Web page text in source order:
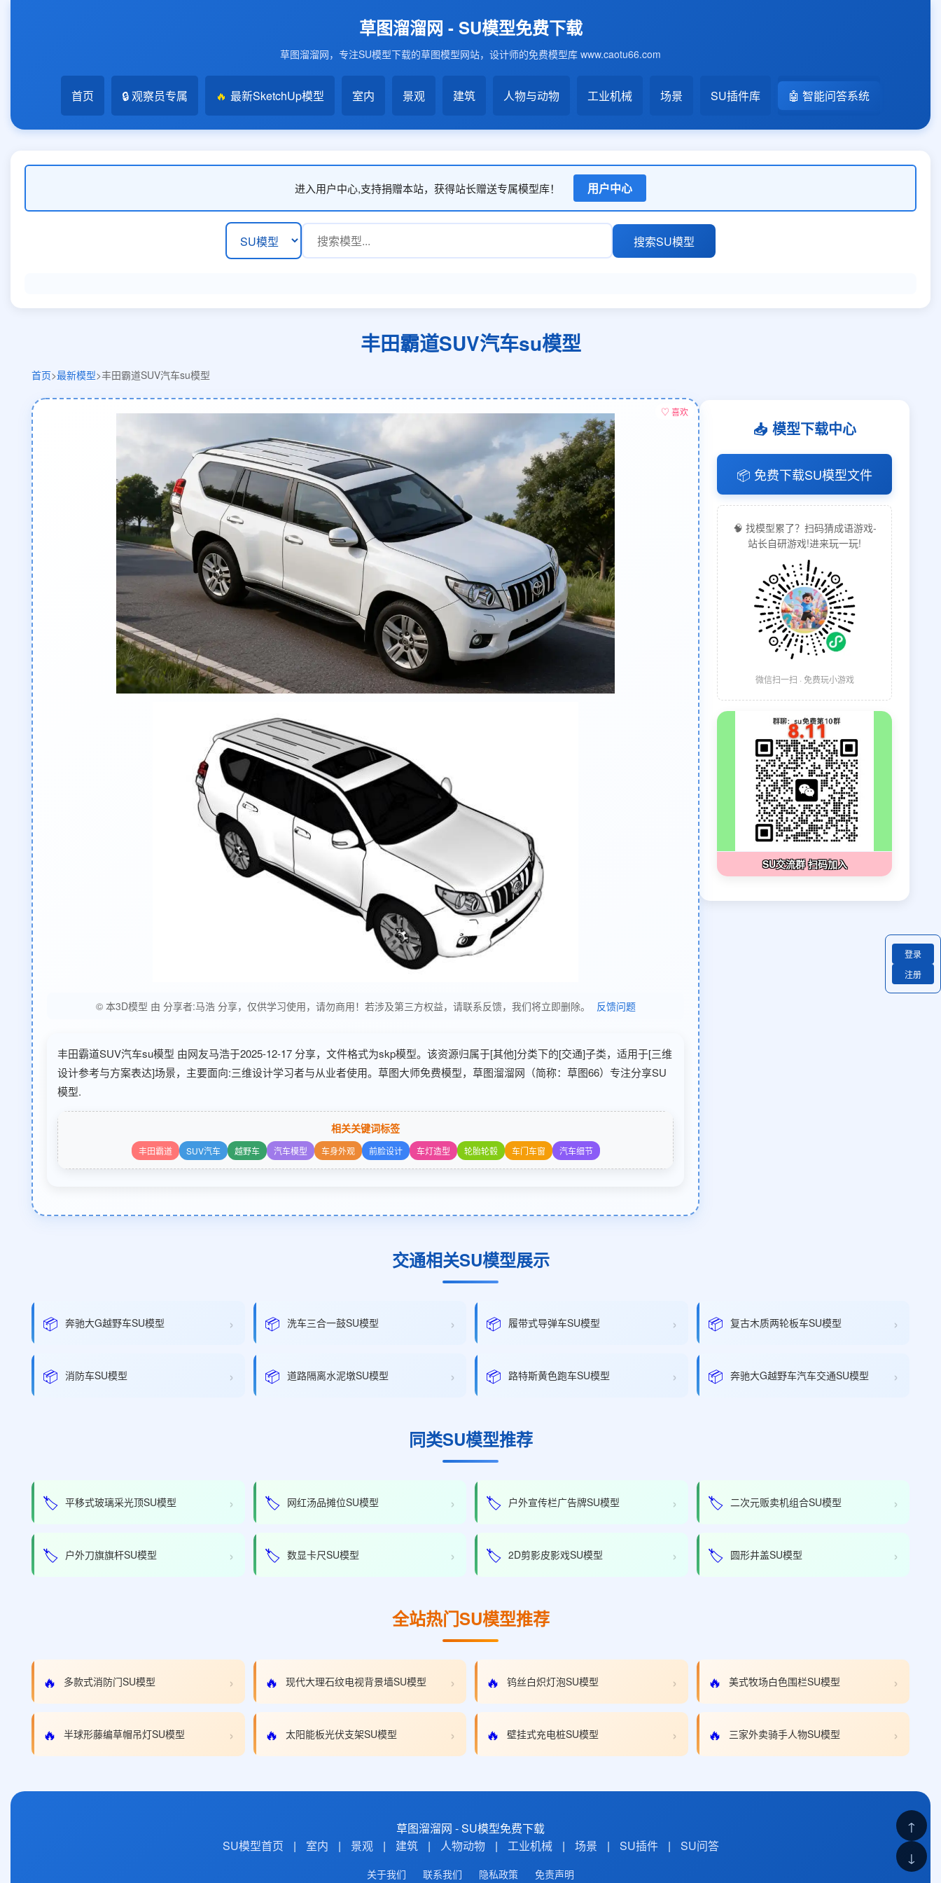
草图溜溜网 - SU模型免费下载
草图溜溜网，专注SU模型下载的草图模型网站，设计师的免费模型库 www.caotu66.com
首页 🔒 观察员专属 🔥 最新SketchUp模型 室内 景观 建筑 人物与动物 工业机械 场景 SU插件库 🤖 智能问答系统
进入用户中心,支持捐赠本站，获得站长赠送专属模型库！ 用户中心
搜索SU模型
丰田霸道SUV汽车su模型
首页>最新模型>丰田霸道SUV汽车su模型
♡ 喜欢
© 本3D模型 由 分享者:马浩 分享，仅供学习使用，请勿商用！若涉及第三方权益，请联系反馈，我们将立即删除。 反馈问题
丰田霸道SUV汽车su模型 由网友马浩于2025-12-17 分享，文件格式为skp模型。该资源归属于[其他]分类下的[交通]子类，适用于[三维
设计参考与方案表达]场景，主要面向:三维设计学习者与从业者使用。草图大师免费模型，草图溜溜网（简称：草图66）专注分享SU
模型.
相关关键词标签
丰田霸道 SUV汽车 越野车 汽车模型 车身外观 前脸设计 车灯造型 轮胎轮毂 车门车窗 汽车细节
📥 模型下载中心
📦 免费下载SU模型文件
🧠 找模型累了？扫码猜成语游戏-
站长自研游戏!进来玩一玩!
微信扫一扫 · 免费玩小游戏
SU交流群 扫码加入
交通相关SU模型展示
📦 奔驰大G越野车SU模型 › 📦 洗车三合一鼓SU模型 › 📦 履带式导弹车SU模型 › 📦 复古木质两轮板车SU模型 ›
📦 消防车SU模型 › 📦 道路隔离水泥墩SU模型 › 📦 路特斯黄色跑车SU模型 › 📦 奔驰大G越野车汽车交通SU模型 ›
同类SU模型推荐
🏷️ 平移式玻璃采光顶SU模型 › 🏷️ 网红汤品摊位SU模型 › 🏷️ 户外宣传栏广告牌SU模型 › 🏷️ 二次元贩卖机组合SU模型 ›
🏷️ 户外刀旗旗杆SU模型 › 🏷️ 数显卡尺SU模型 › 🏷️ 2D剪影皮影戏SU模型 › 🏷️ 圆形井盖SU模型 ›
全站热门SU模型推荐
🔥 多款式消防门SU模型 › 🔥 现代大理石纹电视背景墙SU模型 › 🔥 钨丝白炽灯泡SU模型 › 🔥 美式牧场白色围栏SU模型 ›
🔥 半球形藤编草帽吊灯SU模型 › 🔥 太阳能板光伏支架SU模型 › 🔥 壁挂式充电桩SU模型 › 🔥 三家外卖骑手人物SU模型 ›
草图溜溜网 - SU模型免费下载
SU模型首页
| 室内 | 景观 | 建筑 | 人物动物 | 工业机械 | 场景 | SU插件 | SU问答
关于我们 联系我们 隐私政策 免责声明
↑
↓
登录
注册